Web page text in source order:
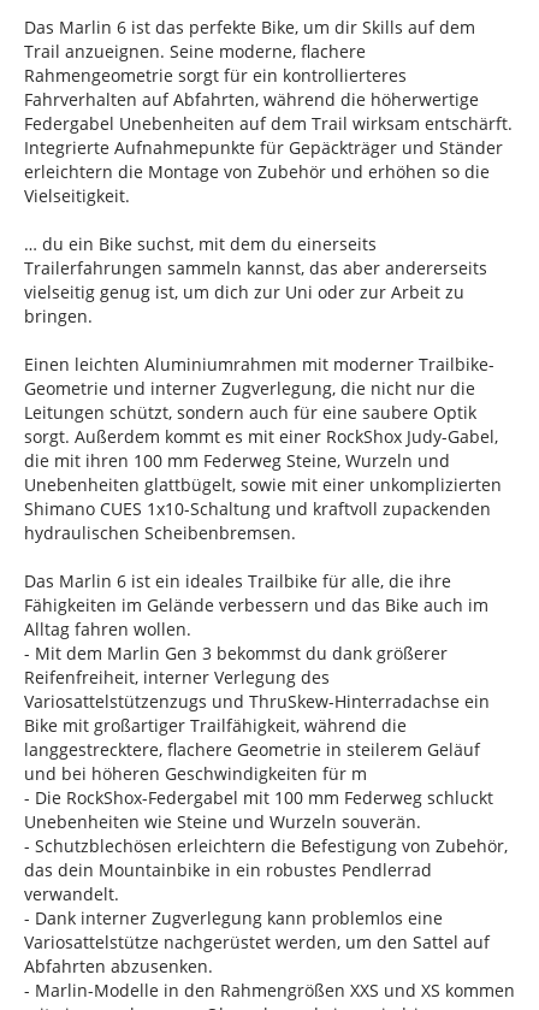
Das Marlin 6 ist das perfekte Bike, um dir Skills auf dem
Trail anzueignen. Seine moderne, flachere
Rahmengeometrie sorgt für ein kontrollierteres
Fahrverhalten auf Abfahrten, während die höherwertige
Federgabel Unebenheiten auf dem Trail wirksam entschärft.
Integrierte Aufnahmepunkte für Gepäckträger und Ständer
erleichtern die Montage von Zubehör und erhöhen so die
Vielseitigkeit.
… du ein Bike suchst, mit dem du einerseits
Trailerfahrungen sammeln kannst, das aber andererseits
vielseitig genug ist, um dich zur Uni oder zur Arbeit zu
bringen.
Einen leichten Aluminiumrahmen mit moderner Trailbike-
Geometrie und interner Zugverlegung, die nicht nur die
Leitungen schützt, sondern auch für eine saubere Optik
sorgt. Außerdem kommt es mit einer RockShox Judy-Gabel,
die mit ihren 100 mm Federweg Steine, Wurzeln und
Unebenheiten glattbügelt, sowie mit einer unkomplizierten
Shimano CUES 1x10-Schaltung und kraftvoll zupackenden
hydraulischen Scheibenbremsen.
Das Marlin 6 ist ein ideales Trailbike für alle, die ihre
Fähigkeiten im Gelände verbessern und das Bike auch im
Alltag fahren wollen.
- Mit dem Marlin Gen 3 bekommst du dank größerer
Reifenfreiheit, interner Verlegung des
Variosattelstützenzugs und ThruSkew-Hinterradachse ein
Bike mit großartiger Trailfähigkeit, während die
langgestrecktere, flachere Geometrie in steilerem Geläuf
und bei höheren Geschwindigkeiten für m
- Die RockShox-Federgabel mit 100 mm Federweg schluckt
Unebenheiten wie Steine und Wurzeln souverän.
- Schutzblechösen erleichtern die Befestigung von Zubehör,
das dein Mountainbike in ein robustes Pendlerrad
verwandelt.
- Dank interner Zugverlegung kann problemlos eine
Variosattelstütze nachgerüstet werden, um den Sattel auf
Abfahrten abzusenken.
- Marlin-Modelle in den Rahmengrößen XXS und XS kommen